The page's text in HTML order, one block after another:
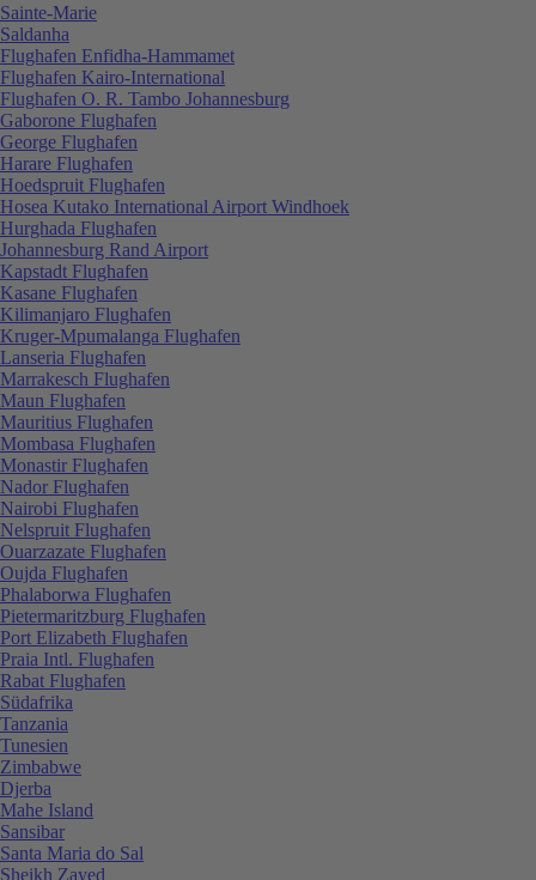
Sainte-Marie
Saldanha
Flughafen Enfidha-Hammamet
Flughafen Kairo-International
Flughafen O. R. Tambo Johannesburg
Gaborone Flughafen
George Flughafen
Harare Flughafen
Hoedspruit Flughafen
Hosea Kutako International Airport Windhoek
Hurghada Flughafen
Johannesburg Rand Airport
Kapstadt Flughafen
Kasane Flughafen
Kilimanjaro Flughafen
Kruger-Mpumalanga Flughafen
Lanseria Flughafen
Marrakesch Flughafen
Maun Flughafen
Mauritius Flughafen
Mombasa Flughafen
Monastir Flughafen
Nador Flughafen
Nairobi Flughafen
Nelspruit Flughafen
Ouarzazate Flughafen
Oujda Flughafen
Phalaborwa Flughafen
Pietermaritzburg Flughafen
Port Elizabeth Flughafen
Praia Intl. Flughafen
Rabat Flughafen
Südafrika
Tanzania
Tunesien
Zimbabwe
Djerba
Mahe Island
Sansibar
Santa Maria do Sal
Sheikh Zayed